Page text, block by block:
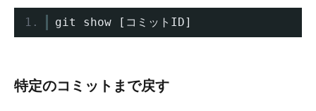
git show [コミット ID]
特定のコミットまで戻す